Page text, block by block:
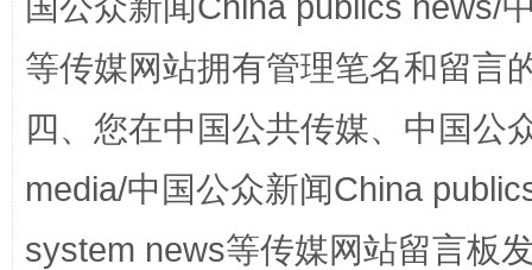
等传媒网站拥有管理笔名和留言
四、您在中国公共传媒、中国公
media/中国公众新闻China
system news等传媒网站留言板